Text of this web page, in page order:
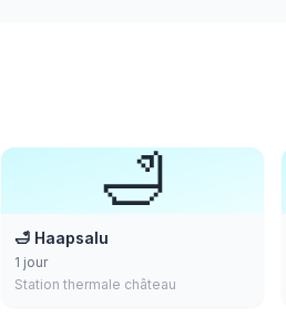
🛁
🛁 Haapsalu
1 jour
Station thermale château